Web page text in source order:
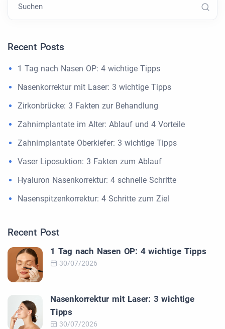
Suchen
Recent Posts
1 Tag nach Nasen OP: 4 wichtige Tipps
Nasenkorrektur mit Laser: 3 wichtige Tipps
Zirkonbrücke: 3 Fakten zur Behandlung
Zahnimplantate im Alter: Ablauf und 4 Vorteile
Zahnimplantate Oberkiefer: 3 wichtige Tipps
Vaser Liposuktion: 3 Fakten zum Ablauf
Hyaluron Nasenkorrektur: 4 schnelle Schritte
Nasenspitzenkorrektur: 4 Schritte zum Ziel
Recent Post
1 Tag nach Nasen OP: 4 wichtige Tipps
30/07/2026
Nasenkorrektur mit Laser: 3 wichtige
Tipps
30/07/2026